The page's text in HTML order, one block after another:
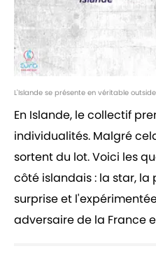
L'Islande se présente en véritable
En Islande, le collectif
individualités. Malgré
sortent du lot. Voici les
côté islandais : la star,
surprise et
adversaire de la France